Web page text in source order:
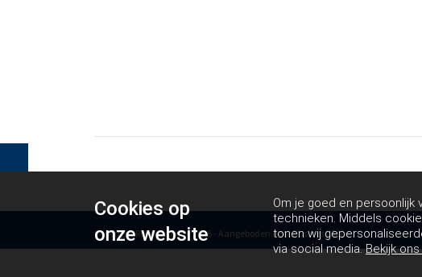
Copyright Rolekdetectie 2026 - Aangeboden doorBusiness Apps
Cookies op
onze website
Om je goed en persoonlijk
technieken. Middels
tonen wij
via social media.Bekijk